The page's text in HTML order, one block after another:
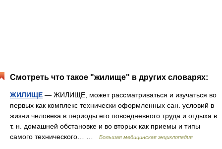
Смотреть что такое "жилище" в других словарях:
ЖИЛИЩЕ — ЖИЛИЩЕ, может рассматриваться и изучаться во
первых как комплекс технически оформленных сан. условий в
жизни человека в периоды его повседневного труда и отдыха в
т. н. домашней обстановке и во вторых как приемы и типы
самого технического… …
Большая медицинская энциклопедия